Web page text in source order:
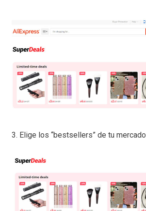
3. Elige los “bestsellers” de tu mercado